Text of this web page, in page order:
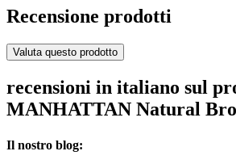
Recensione prodotti
Valuta questo prodotto
recensioni in italiano sul
MANHATTAN Natural
Il nostro blog: